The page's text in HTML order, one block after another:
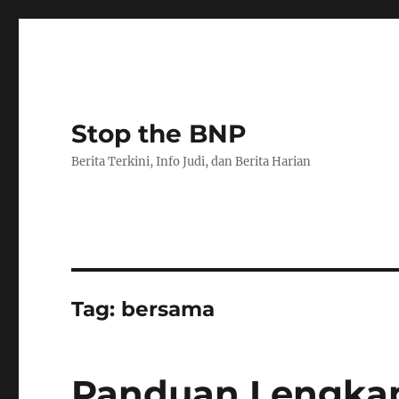
Stop the BNP
Berita Terkini, Info Judi, dan Berita Harian
Tag: bersama